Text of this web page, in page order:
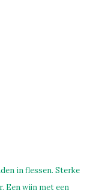
in flessen. Sterke
Een wijn met een